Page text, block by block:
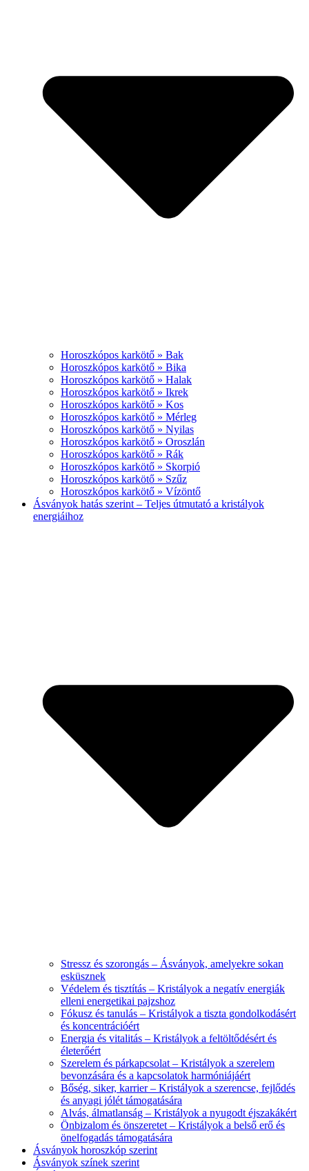
Horoszkópos karkötő » Bak
Horoszkópos karkötő » Bika
Horoszkópos karkötő » Halak
Horoszkópos karkötő » Ikrek
Horoszkópos karkötő » Kos
Horoszkópos karkötő » Mérleg
Horoszkópos karkötő » Nyilas
Horoszkópos karkötő » Oroszlán
Horoszkópos karkötő » Rák
Horoszkópos karkötő » Skorpió
Horoszkópos karkötő » Szűz
Horoszkópos karkötő » Vízöntő
Ásványok hatás szerint – Teljes útmutató a kristályok
energiáihoz
Stressz és szorongás – Ásványok, amelyekre sokan
esküsznek
Védelem és tisztítás – Kristályok a negatív energiák
elleni energetikai pajzshoz
Fókusz és tanulás – Kristályok a tiszta gondolkodásért
és koncentrációért
Energia és vitalitás – Kristályok a feltöltődésért és
életerőért
Szerelem és párkapcsolat – Kristályok a szerelem
bevonzására és a kapcsolatok harmóniájáért
Bőség, siker, karrier – Kristályok a szerencse, fejlődés
és anyagi jólét támogatására
Alvás, álmatlanság – Kristályok a nyugodt éjszakákért
Önbizalom és önszeretet – Kristályok a belső erő és
önelfogadás támogatására
Ásványok horoszkóp szerint
Ásványok színek szerint